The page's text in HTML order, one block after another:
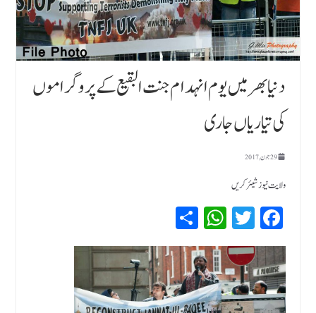
دنیا بھر میں یوم انہدام جنت البقیع کے پروگراموں
کی تیاریاں جاری
29 جون, 2017
ولایت نیوز شیئر کریں
Fa
ce
bo
ok
T
wi
tte
r
W
hat
sA
pp
Sh
ar
e